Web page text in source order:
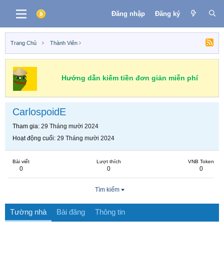
Đăng nhập Đăng ký
Trang Chủ Thành Viên
Hướng dẫn kiếm tiền đơn giản miễn phí
CarlospoidE
Tham gia 29 Tháng mười 2024
Hoạt động cuối 29 Tháng mười 2024
Bài viết
0
Lượt thích
0
VNB Token
0
Tìm kiếm
Tường nhà Bài đăng Thông tin